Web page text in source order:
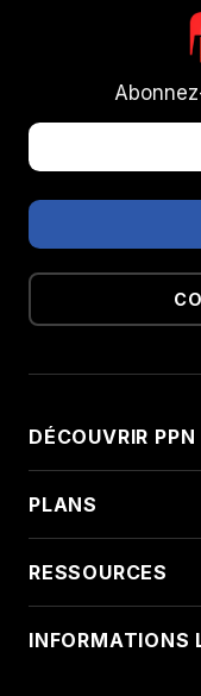
DÉCOUVRIR PPN
PLANS
RESSOURCES
INFORMATIONS